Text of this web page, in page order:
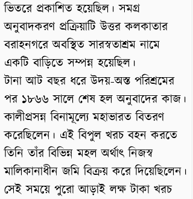
ভিতরে প্রকাশিত হয়েছিল। সমগ্র
অনুবাদকরণ প্রক্রিয়াটি উত্তর কলকাতার
বরাহনগরে অবস্থিত সারস্বতাশ্রম নামে
একটি বাড়িতে সম্পন্ন হয়েছিল।
টানা আট বছর ধরে উদয়-অস্ত পরিশ্রমের
পর ১৮৬৬ সালে শেষ হল অনুবাদের কাজ।
কালীপ্রসন্ন বিনামূল্যে মহাভারত বিতরণ
করেছিলেন। এই বিপুল খরচ বহন করতে
তিনি তাঁর বিভিন্ন মহল অর্থাৎ নিজস্ব
মালিকানাধীন জমি বিক্রয় করে দিয়েছিলেন।
সেই সময়ে পুরো আড়াই লক্ষ টাকা খরচ